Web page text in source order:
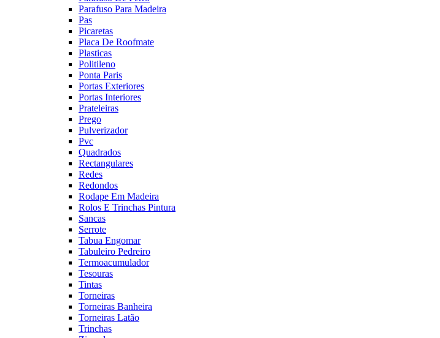
Parafuso Para Madeira
Pas
Picaretas
Placa De Roofmate
Plasticas
Politileno
Ponta Paris
Portas Exteriores
Portas Interiores
Prateleiras
Prego
Pulverizador
Pvc
Quadrados
Rectangulares
Redes
Redondos
Rodape Em Madeira
Rolos E Trinchas Pintura
Sancas
Serrote
Tabua Engomar
Tabuleiro Pedreiro
Termoacumulador
Tesouras
Tintas
Torneiras
Torneiras Banheira
Torneiras Latão
Trinchas